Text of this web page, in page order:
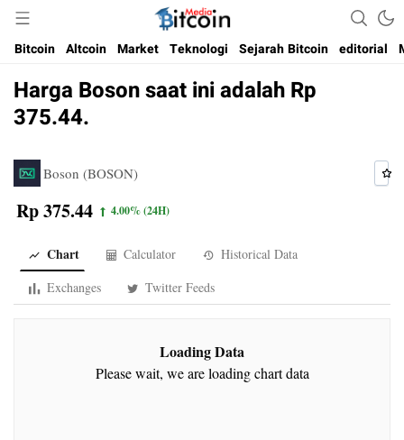
Bitcoin Media Indonesia
Media Bitcoin dan Cryptocurrency, dan Blockchain di Indonesia
Bitcoin Altcoin Market Teknologi Sejarah Bitcoin editorial
Harga Boson saat ini adalah Rp
375.44.
Boson (BOSON)
Rp 375.44 4.00%(24H)
Chart Calculator
Historical Data
Exchanges
Twitter Feeds
Loading Data
Please wait, we are loading chart data